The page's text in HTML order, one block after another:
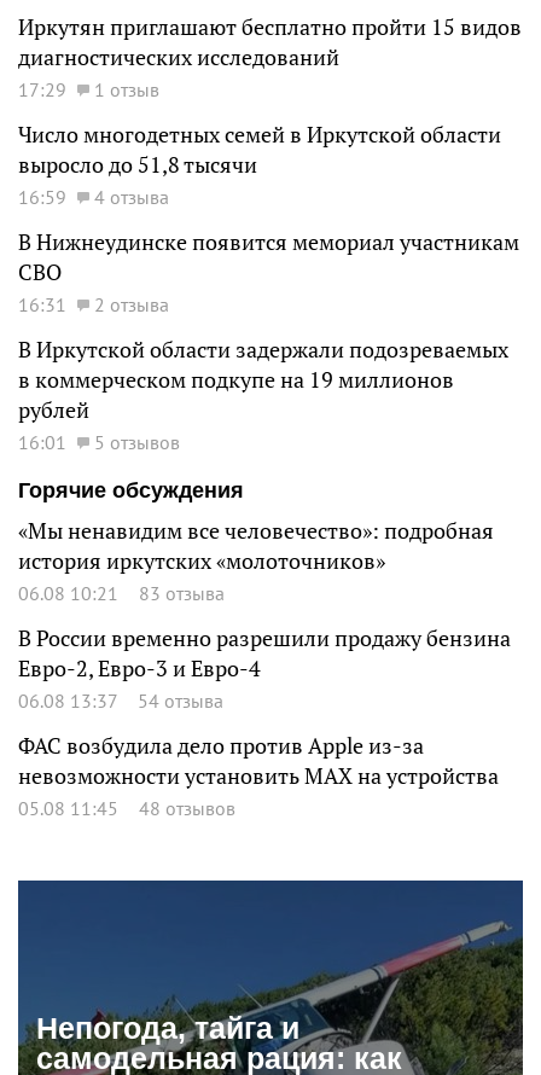
Иркутян приглашают бесплатно пройти 15 видов
диагностических исследований
17:29 1 отзыв
Число многодетных семей в Иркутской области
выросло до 51,8 тысячи
16:59 4 отзыва
В Нижнеудинске появится мемориал участникам
СВО
16:31 2 отзыва
В Иркутской области задержали подозреваемых
в коммерческом подкупе на 19 миллионов
рублей
16:01
5 отзывов
Горячие обсуждения
«Мы ненавидим все человечество»: подробная
история иркутских «молоточников»
06.08 10:21 83 отзыва
В России временно разрешили продажу бензина
Евро-2, Евро-3 и Евро-4
06.08 13:37 54 отзыва
ФАС возбудила дело против Apple из-за
невозможности установить MAX на устройства
05.08 11:45 48 отзывов
Непогода, тайга и
самодельная рация: как